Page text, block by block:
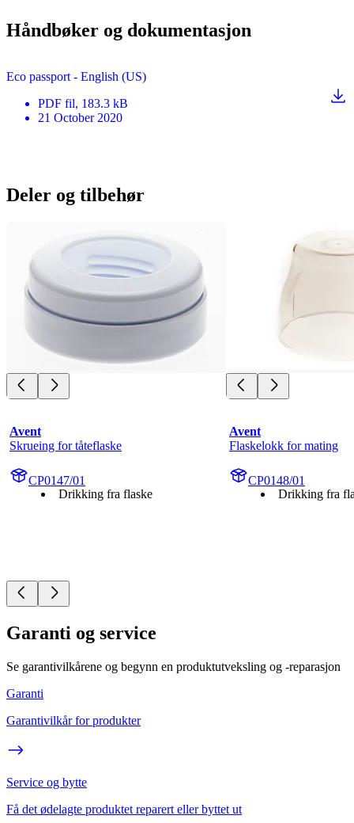
Håndbøker og dokumentasjon
Eco passport - English (US)
PDF fil, 183.3 kB
21 October 2020
Deler og tilbehør
Avent
Skrueing for tåteflaske
CP0147/01
Drikking fra flaske
Avent
Flaskelokk for mating
CP0148/01
Drikking fra
Garanti og service
Se garantivilkårene og begynn en produktutveksling og -reparasjon
Garanti
Garantivilkår for produkter
Service og bytte
Få det ødelagte produktet reparert eller byttet ut